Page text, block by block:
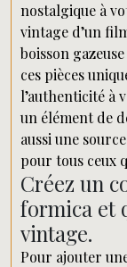
nostalgique à
vintage d’un
boisson
ces pièces
l’authenticité à
un élément de
aussi une
pour tous ceux
Créez un
formica et
vintage.
Pour ajouter